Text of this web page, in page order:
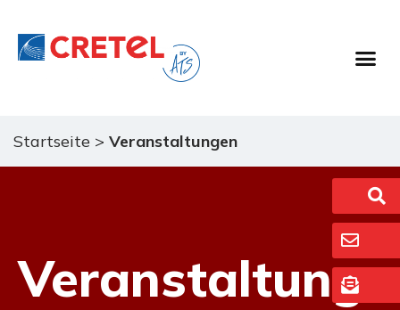
Startseite > Veranstaltungen